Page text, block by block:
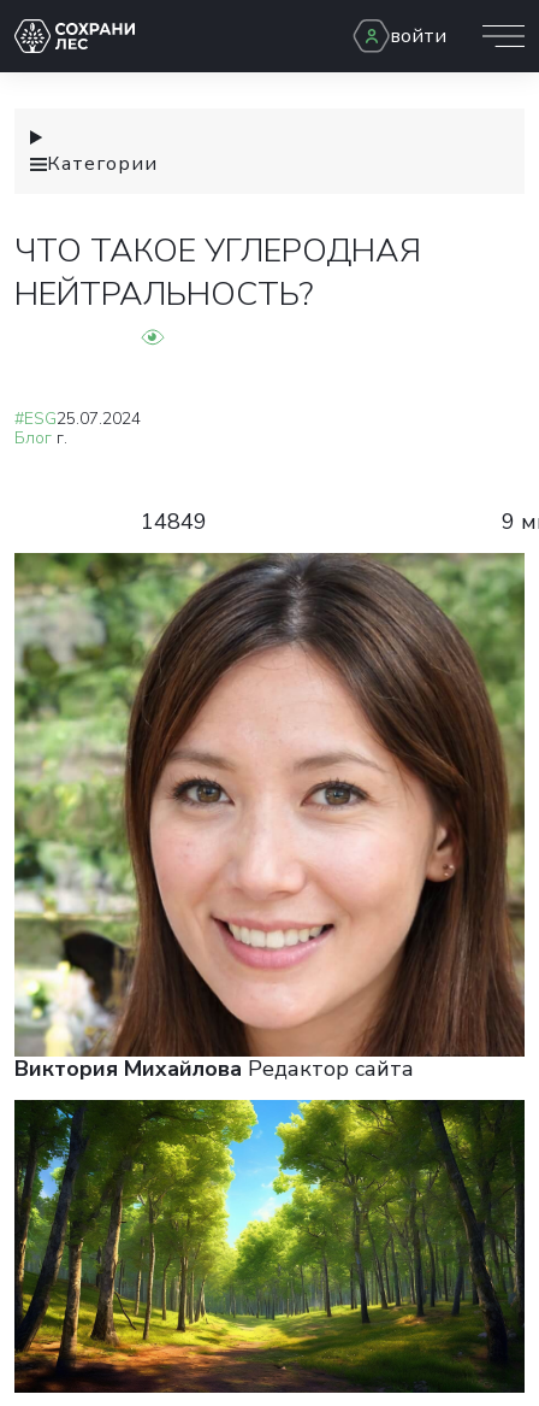
войти
Категории
ЧТО ТАКОЕ УГЛЕРОДНАЯ
НЕЙТРАЛЬНОСТЬ?
#ESG
Блог
25.07.2024
г.
14849 9
Виктория Михайлова Редактор сайта